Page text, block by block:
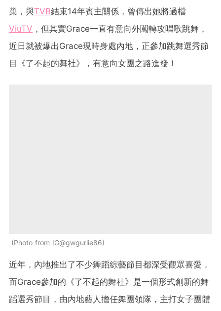
巢，與TVB結束14年賓主關係，曾傳出她將過檔
ViuTV ，但其實Grace一直有意向外闖轉攻唱歌跳舞，
近日就被爆出Grace現時身處內地，正參加跳舞選秀節
目《了不起的舞社》，有意向女團之路進發！
Photo from IG@gwgurlie86
近年，內地推出了不少舞蹈綜藝節目都深受觀眾喜愛，
而Grace參加的《了不起的舞社》是一個形式創新的舞
蹈選秀節目，由內地藝人擔任舞團領隊，主打女子團體